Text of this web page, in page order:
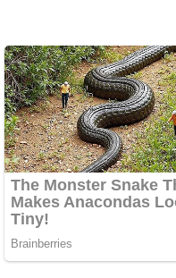
& IDE
Duhet të Përdorni
e Aluminit për Ruajtjen
7 QERSHOR, 2025